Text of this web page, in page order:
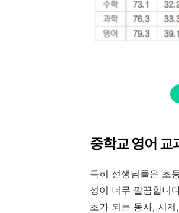
중학교 영어 교
특히 선생님들은 초
성이 너무 깔끔합니
초가 되는 동사, 시